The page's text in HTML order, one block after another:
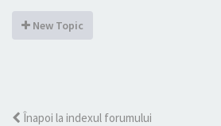
New Topic
Înapoi la indexul forumului